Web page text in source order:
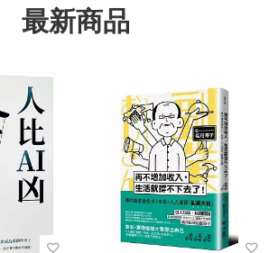
最新商品